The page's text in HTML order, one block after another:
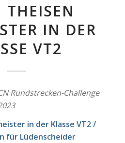
THEISEN
IN DER
VT2
Rundstrecken-Challenge
in der Klasse VT2 /
für Lüdenscheider